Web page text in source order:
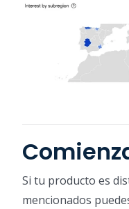
Si tu producto es
mencionados